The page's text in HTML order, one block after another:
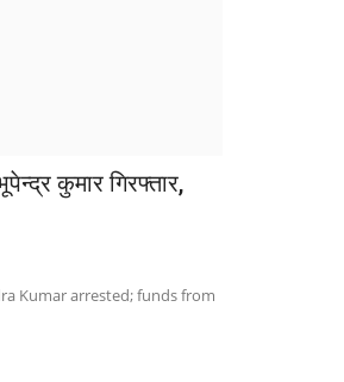
कुमार गिरफ्तार,
Kumar arrested; funds from